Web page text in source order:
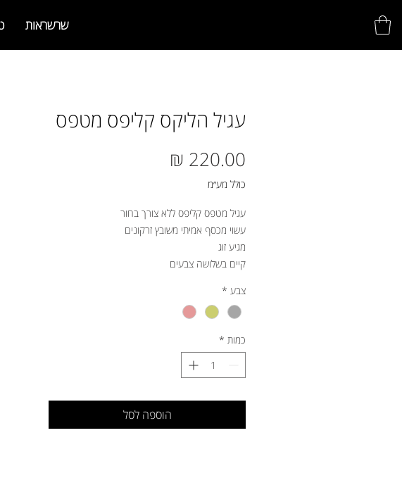
שרשראות
עגיל הליקס קליפס מטפס
כולל מע״מ
עגיל מטפס קליפס ללא צורך בחור
עשוי מכסף אמיתי משובץ זרקונים
מגיע זוג
קיים בשלושה צבעים
צבע *
כמות *
הוספה לסל